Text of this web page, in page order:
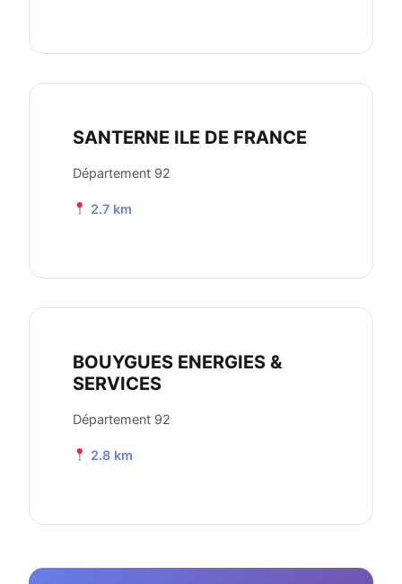
SANTERNE ILE DE FRANCE
Département 92
2.7 km
BOUYGUES ENERGIES &
SERVICES
Département 92
2.8 km